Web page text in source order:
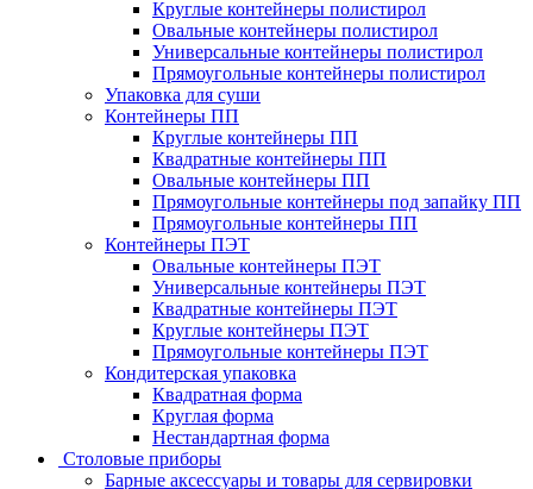
Круглые контейнеры полистирол
Овальные контейнеры полистирол
Универсальные контейнеры полистирол
Прямоугольные контейнеры полистирол
Упаковка для суши
Контейнеры ПП
Круглые контейнеры ПП
Квадратные контейнеры ПП
Овальные контейнеры ПП
Прямоугольные контейнеры под запайку ПП
Прямоугольные контейнеры ПП
Контейнеры ПЭТ
Овальные контейнеры ПЭТ
Универсальные контейнеры ПЭТ
Квадратные контейнеры ПЭТ
Круглые контейнеры ПЭТ
Прямоугольные контейнеры ПЭТ
Кондитерская упаковка
Квадратная форма
Круглая форма
Нестандартная форма
Столовые приборы
Барные аксессуары и товары для сервировки